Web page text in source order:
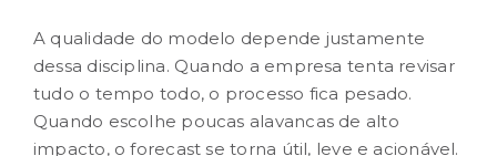
A qualidade do modelo depende justamente
dessa disciplina. Quando a empresa tenta revisar
tudo o tempo todo, o processo fica pesado.
Quando escolhe poucas alavancas de alto
impacto, o forecast se torna útil, leve e acionável.